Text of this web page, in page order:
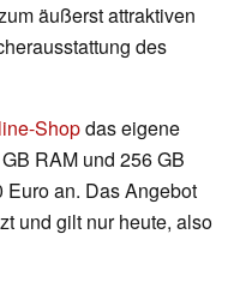
äußerst attraktiven
des
Shopdas eigene
RAM und 256 GB
an. Das Angebot
und gilt nur heute, also